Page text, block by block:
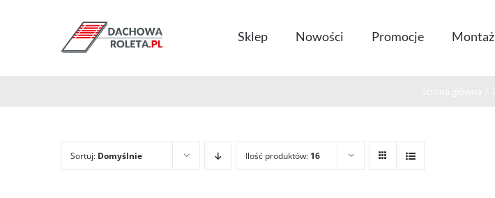
Sklep Nowości Promocje Montaż
Sortuj: Domyślnie Ilość produktów: 16